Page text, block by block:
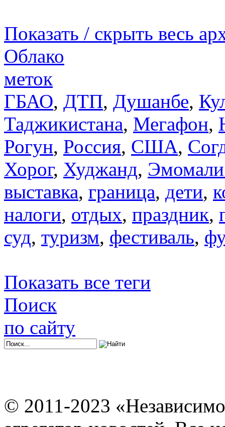
Показать / скрыть весь
Облако
меток
ГБАО, ДТП, Душанбе,
Таджикистана, Мегафон,
Рогун, Россия, США,
Хорог, Худжанд,
выставка, граница, дети,
налоги, отдых, праздник,
суд, туризм, фестиваль,
Показать все теги
Поиск
по сайту
© 2011-2023